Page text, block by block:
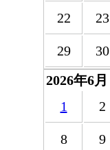
22 23
29 30
2026年6月
1
2
8 9